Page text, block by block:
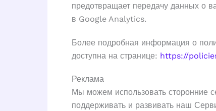
предотвращает передачу данных о
в Google Analytics.
Более подробная информация о
доступна на странице: https://
Реклама
Мы можем использовать сторонние
поддерживать и развивать наш